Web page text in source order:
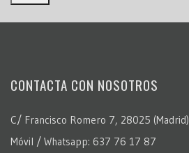
CONTACTA CON NOSOTROS
C/ Francisco Romero 7, 28025 (Madrid)
Móvil / Whatsapp: 637 76 17 87